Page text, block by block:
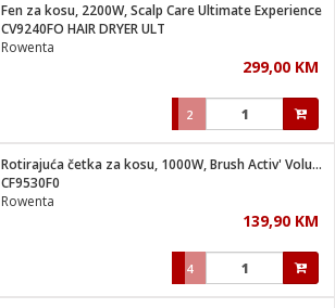
Fen za kosu, 2200W, Scalp Care Ultimate Experience
CV9240FO HAIR DRYER ULT
Rowenta
299,00 KM
2
Rotirajuća četka za kosu, 1000W, Brush Activ' Volume & S
CF9530F0
Rowenta
139,90 KM
4